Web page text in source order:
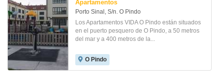
Apartamentos
Porto Sinal, S/n. O Pindo
Los Apartamentos VIDA O Pindo están situados
en el puerto pesquero de O Pindo, a 50 metros
del mar y a 400 metros de la...
O Pindo